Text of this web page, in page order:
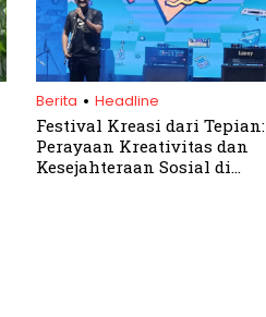
Berita . Headline
Festival Kreasi dari Tepian:
Perayaan Kreativitas dan
Kesejahteraan Sosial di